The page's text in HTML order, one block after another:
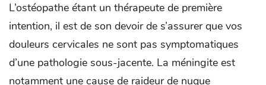
L’ostéopathe étant un thérapeute de première
intention, il est de son devoir de s’assurer que vos
douleurs cervicales ne sont pas symptomatiques
d’une pathologie sous-jacente. La méningite est
notamment une cause de raideur de nuque